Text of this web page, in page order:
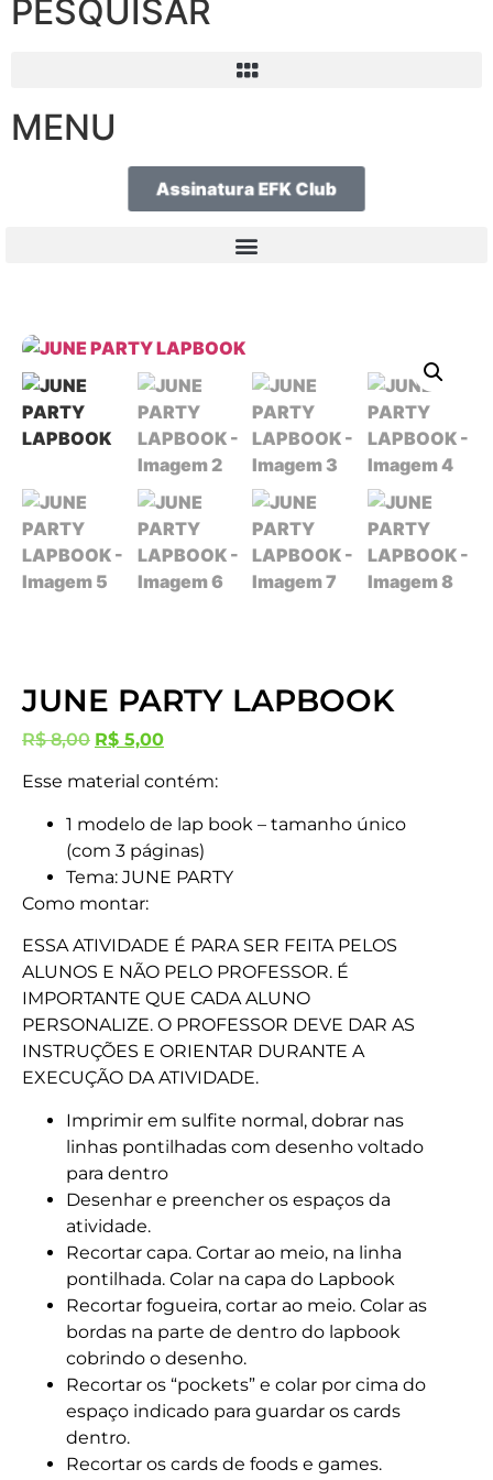
PESQUISAR
MENU
Assinatura EFK Club
JUNE PARTY LAPBOOK
R$8,00 R$ 5,00
Esse material contém:
1 modelo de lap book – tamanho único
(com 3 páginas)
Tema: JUNE PARTY
Como montar:
ESSA ATIVIDADE É PARA SER FEITA PELOS
ALUNOS E NÃO PELO PROFESSOR. É
IMPORTANTE QUE CADA ALUNO
PERSONALIZE. O PROFESSOR DEVE DAR AS
INSTRUÇÕES E ORIENTAR DURANTE A
EXECUÇÃO DA ATIVIDADE.
Imprimir em sulfite normal, dobrar nas
linhas pontilhadas com desenho voltado
para dentro
Desenhar e preencher os espaços da
atividade.
Recortar capa. Cortar ao meio, na linha
pontilhada. Colar na capa do Lapbook
Recortar fogueira, cortar ao meio. Colar as
bordas na parte de dentro do lapbook
cobrindo o desenho.
Recortar os “pockets” e colar por cima do
espaço indicado para guardar os cards
dentro.
Recortar os cards de foods e games.